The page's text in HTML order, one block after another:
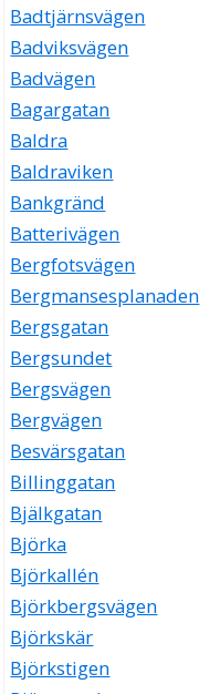
Badtjärnsvägen
Badviksvägen
Badvägen
Bagargatan
Baldra
Baldraviken
Bankgränd
Batterivägen
Bergfotsvägen
Bergmansesplanaden
Bergsgatan
Bergsundet
Bergsvägen
Bergvägen
Besvärsgatan
Billinggatan
Bjälkgatan
Björka
Björkallén
Björkbergsvägen
Björkskär
Björkstigen